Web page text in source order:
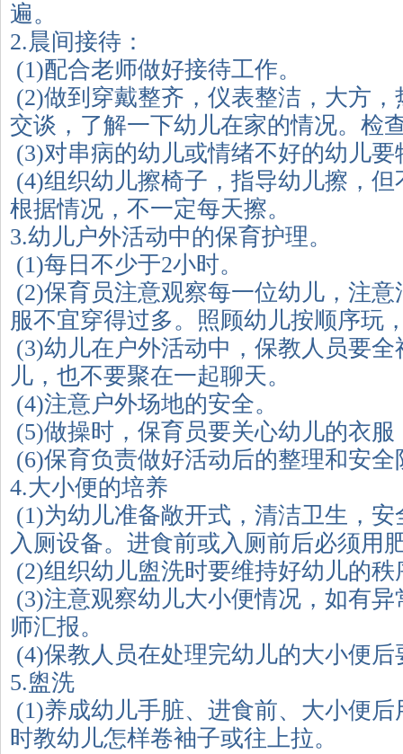
遍。
2.晨间接待：
(1)配合老师做好接待工作。
(2)做到穿戴整齐，仪表整洁，大方
交谈，了解一下幼儿在家的情况。检
(3)对串病的幼儿或情绪不好的幼儿要
(4)组织幼儿擦椅子，指导幼儿擦，
根据情况，不一定每天擦。
3.幼儿户外活动中的保育护理。
(1)每日不少于2小时。
(2)保育员注意观察每一位幼儿，注
服不宜穿得过多。照顾幼儿按顺序玩
(3)幼儿在户外活动中，保教人员要
儿，也不要聚在一起聊天。
(4)注意户外场地的安全。
(5)做操时，保育员要关心幼儿的衣服
(6)保育负责做好活动后的整理和安全
4.大小便的培养
(1)为幼儿准备敞开式，清洁卫生，
入厕设备。进食前或入厕前后必须用
(2)组织幼儿盥洗时要维持好幼儿的秩
(3)注意观察幼儿大小便情况，如有
师汇报。
(4)保教人员在处理完幼儿的大小便
5.盥洗
(1)养成幼儿手脏、进食前、大小便
时教幼儿怎样卷袖子或往上拉。